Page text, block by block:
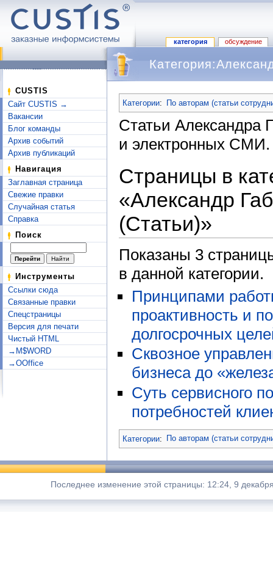
категория обсуждение
CUSTIS
Сайт CUSTIS →
Вакансии
Блог команды
Архив событий
Архив публикаций
Навигация
Заглавная страница
Свежие правки
Случайная статья
Справка
Поиск
Инструменты
Ссылки сюда
Связанные правки
Спецстраницы
Версия для печати
Чистый HTML
→M$WORD
→OOffice
Категории: По авторам (статьи
Статьи Александра
и электронных СМИ.
Страницы в
«Александр
(Статьи)»
Показаны 3
в данной категории.
Принципами
проактивность и
долгосрочных
Сквозное
бизнеса до
Суть сервисного
потребностей
Категории: По авторам (статьи
Последнее изменение этой страницы: 12:24, 9